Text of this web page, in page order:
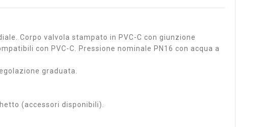
Corpo valvola stampato in PVC-C con giunzione
con PVC-C. Pressione nominale PN16 con acqua a
graduata.
(accessori disponibili).